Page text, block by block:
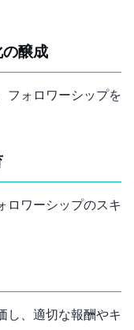
醸成
フォロワーシップを
ロワーシップのスキ
し、適切な報酬やキ